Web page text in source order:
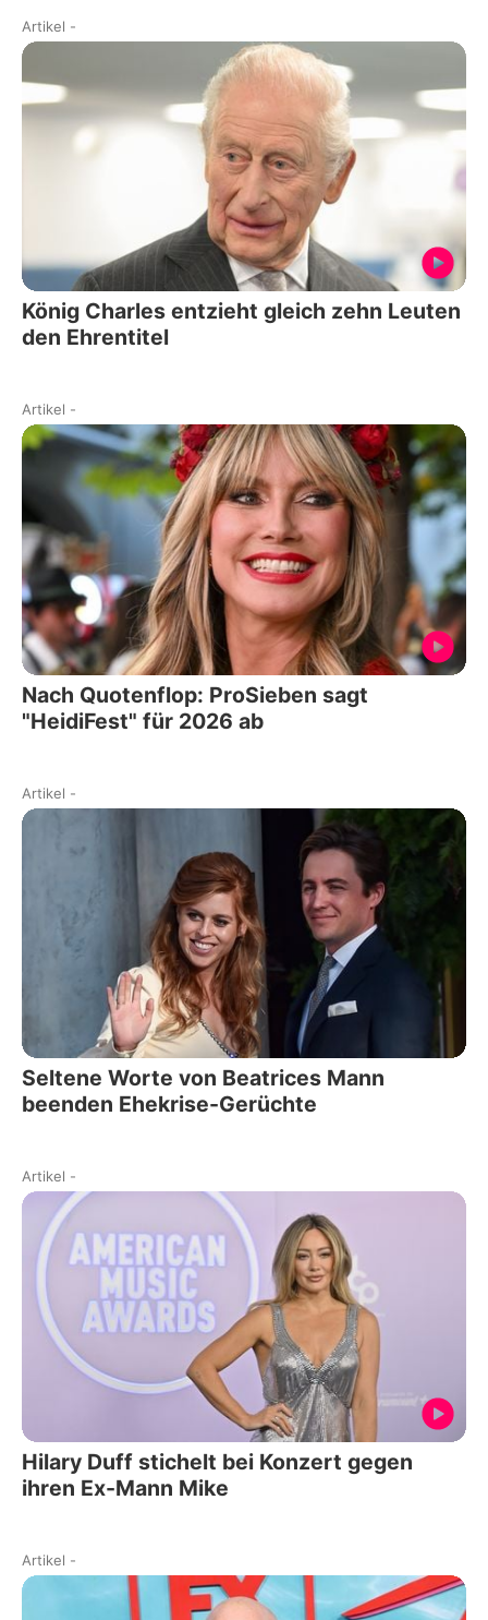
Artikel -
König Charles entzieht gleich zehn Leuten
den Ehrentitel
Artikel -
Nach Quotenflop: ProSieben sagt
"HeidiFest" für 2026 ab
Artikel -
Seltene Worte von Beatrices Mann
beenden Ehekrise-Gerüchte
Artikel -
Hilary Duff stichelt bei Konzert gegen
ihren Ex-Mann Mike
Artikel -